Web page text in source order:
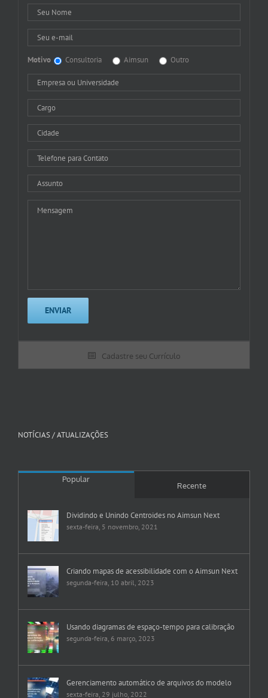
Motivo Consultoria Aimsun Outro
Cadastre seu Currículo
NOTÍCIAS / ATUALIZAÇÕES
Popular
Recente
Dividindo e Unindo Centroides no Aimsun Next
sexta-feira, 5 novembro, 2021
Criando mapas de acessibilidade com o Aimsun Next
segunda-feira, 10 abril, 2023
Usando diagramas de espaço-tempo para calibração
segunda-feira, 6 março, 2023
Gerenciamento automático de arquivos do modelo
sexta-feira, 29 julho, 2022